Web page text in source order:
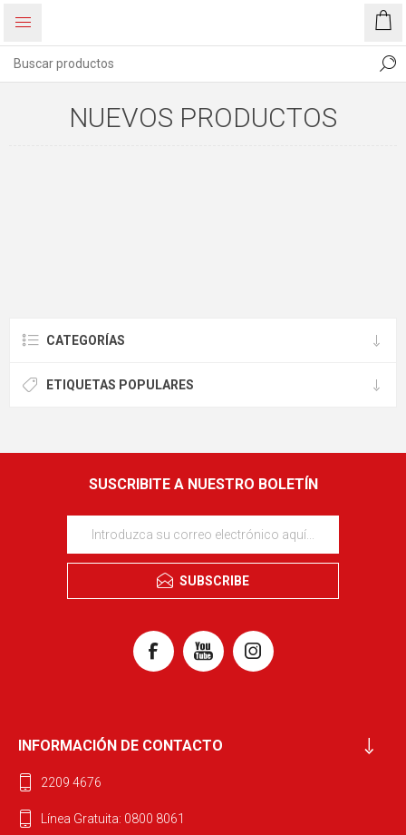
NUEVOS PRODUCTOS
CATEGORÍAS
ETIQUETAS POPULARES
SUSCRIBITE A NUESTRO BOLETÍN
SUBSCRIBE
INFORMACIÓN DE CONTACTO
2209 4676
Línea Gratuita: 0800 8061